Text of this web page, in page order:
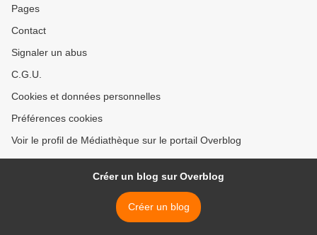
Pages
Contact
Signaler un abus
C.G.U.
Cookies et données personnelles
Préférences cookies
Voir le profil de Médiathèque sur le portail Overblog
Créer un blog sur Overblog
Créer un blog